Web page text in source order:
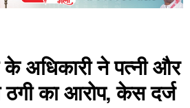
के अधिकारी ने पत्नी और
का आरोप, केस दर्ज